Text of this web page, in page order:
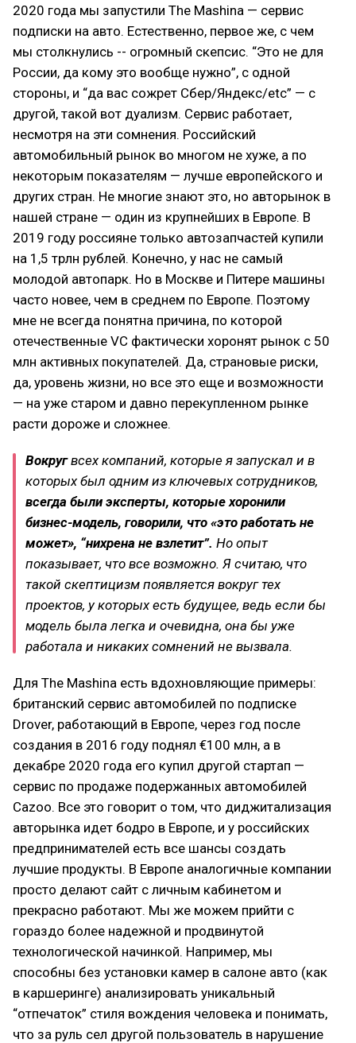
2020 года мы запустили The Mashina — сервис
подписки на авто. Естественно, первое же, с чем
мы столкнулись -- огромный скепсис. “Это не для
России, да кому это вообще нужно”, с одной
стороны, и “да вас сожрет Сбер/Яндекс/etc” — с
другой, такой вот дуализм. Сервис работает,
несмотря на эти сомнения. Российский
автомобильный рынок во многом не хуже, а по
некоторым показателям — лучше европейского и
других стран. Не многие знают это, но авторынок в
нашей стране — один из крупнейших в Европе. В
2019 году россияне только автозапчастей купили
на 1,5 трлн рублей. Конечно, у нас не самый
молодой автопарк. Но в Москве и Питере машины
часто новее, чем в среднем по Европе. Поэтому
мне не всегда понятна причина, по которой
отечественные VC фактически хоронят рынок с 50
млн активных покупателей. Да, страновые риски,
да, уровень жизни, но все это еще и возможности
— на уже старом и давно перекупленном рынке
расти дороже и сложнее.
Вокругвсех компаний, которые я запускал и в
которых был одним из ключевых сотрудников,
всегда были эксперты, которые хоронили
бизнес-модель, говорили, что «это работать не
может», “нихрена не взлетит”. Но опыт
показывает, что все возможно. Я считаю, что
такой скептицизм появляется вокруг тех
проектов, у которых есть будущее, ведь если бы
модель была легка и очевидна, она бы уже
работала и никаких сомнений не вызвала.
Для The Mashina есть вдохновляющие примеры:
британский сервис автомобилей по подписке
Drover, работающий в Европе, через год после
создания в 2016 году поднял €100 млн, а в
декабре 2020 года его купил другой стартап —
сервис по продаже подержанных автомобилей
Cazoo. Все это говорит о том, что диджитализация
авторынка идет бодро в Европе, и у российских
предпринимателей есть все шансы создать
лучшие продукты. В Европе аналогичные компании
просто делают сайт с личным кабинетом и
прекрасно работают. Мы же можем прийти с
гораздо более надежной и продвинутой
технологической начинкой. Например, мы
способны без установки камер в салоне авто (как
в каршеринге) анализировать уникальный
“отпечаток” стиля вождения человека и понимать,
что за руль сел другой пользователь в нарушение